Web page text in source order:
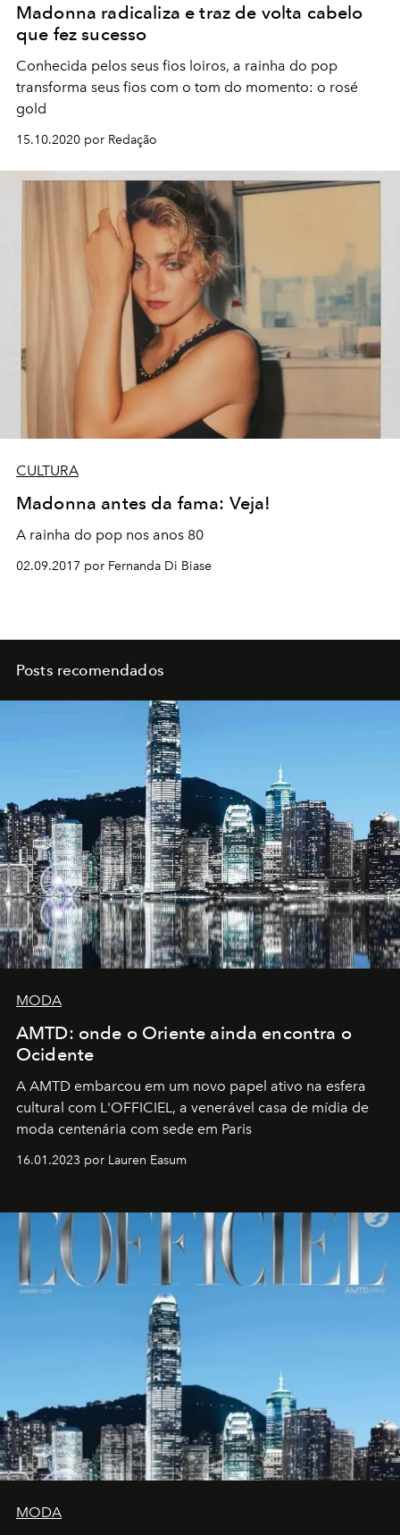
Madonna radicaliza e traz de volta cabelo
que fez sucesso
Conhecida pelos seus fios loiros, a rainha do pop
transforma seus fios com o tom do momento: o rosé
gold
15.10.2020 por Redação
CULTURA
Madonna antes da fama: Veja!
A rainha do pop nos anos 80
02.09.2017 por Fernanda Di Biase
Posts recomendados
MODA
AMTD: onde o Oriente ainda encontra o
Ocidente
A AMTD embarcou em um novo papel ativo na esfera
cultural com L'OFFICIEL, a venerável casa de mídia de
moda centenária com sede em Paris
16.01.2023 por Lauren Easum
MODA